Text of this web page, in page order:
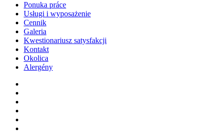
Ponuka práce
Usługi i wyposażenie
Cennik
Galeria
Kwestionariusz satysfakcji
Kontakt
Okolica
Alergény